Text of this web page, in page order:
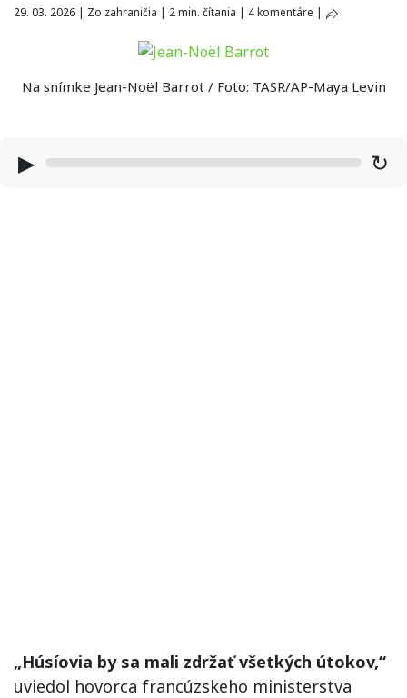
29. 03. 2026 | Zo zahraničia | 2 min. čítania | 4 komentáre |
Na snímke Jean-Noël Barrot / Foto: TASR/AP-Maya Levin
▶ ↻
„Húsíovia by sa mali zdržať všetkých útokov,“
uviedol hovorca francúzskeho ministerstva